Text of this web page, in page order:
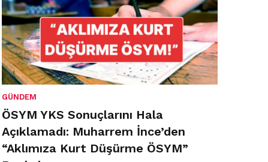
GÜNDEM
ÖSYM YKS Sonuçlarını Hala
Açıklamadı: Muharrem İnce’den
“Aklımıza Kurt Düşürme ÖSYM”